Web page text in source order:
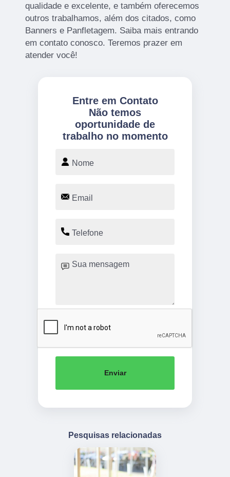
qualidade e excelente, e também oferecemos
outros trabalhamos, além dos citados, como
Banners e Panfletagem. Saiba mais entrando
em contato conosco. Teremos prazer em
atender você!
Entre em Contato
Não temos
oportunidade de
trabalho no momento
Enviar
Pesquisas relacionadas